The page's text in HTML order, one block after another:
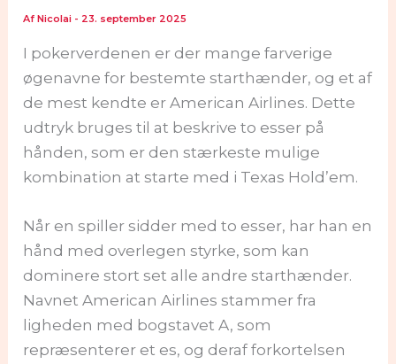
AfNicolai - 23. september 2025
I pokerverdenen er der mange farverige
øgenavne for bestemte starthænder, og et af
de mest kendte er American Airlines. Dette
udtryk bruges til at beskrive to esser på
hånden, som er den stærkeste mulige
kombination at starte med i Texas Hold’em.
Når en spiller sidder med to esser, har han en
hånd med overlegen styrke, som kan
dominere stort set alle andre starthænder.
Navnet American Airlines stammer fra
ligheden med bogstavet A, som
repræsenterer et es, og deraf forkortelsen